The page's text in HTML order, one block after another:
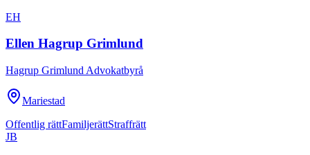
EH
Ellen Hagrup Grimlund
Hagrup Grimlund Advokatbyrå
Mariestad
Offentlig rättFamiljerättStraffrätt
JB